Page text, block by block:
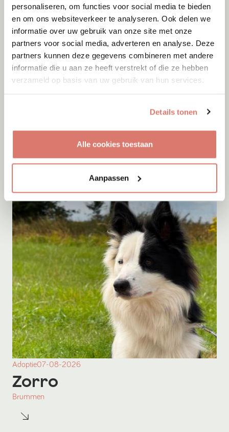
personaliseren, om functies voor social media te bieden
en om ons websiteverkeer te analyseren. Ook delen we
informatie over uw gebruik van onze site met onze
partners voor social media, adverteren en analyse. Deze
partners kunnen deze gegevens combineren met andere
informatie die u aan ze heeft verstrekt of die ze hebben
verzameld op basis van uw gebruik van hun services.
Details tonen
Alle cookies toestaan
Aanpassen
Spanje
Adoptie07-08-2026
Zorro
Brummen